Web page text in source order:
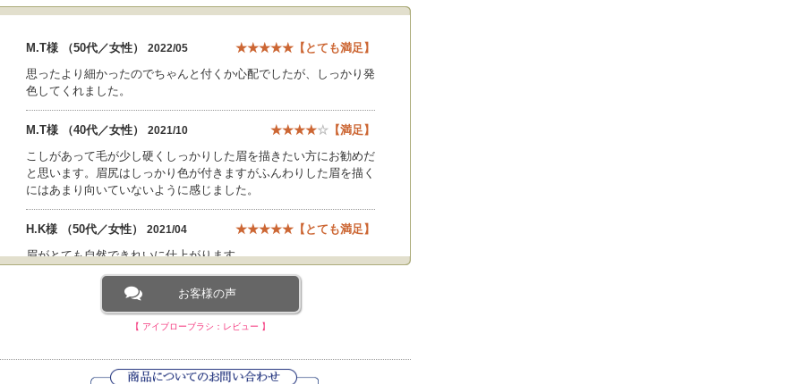
M.T様 （50代／女性） 2022/05
★★★★★【とても満足】
思ったより細かったのでちゃんと付くか心配でしたが、しっかり発
色してくれました。
M.T様 （40代／女性） 2021/10 ★★★★☆ 【満足】
こしがあって毛が少し硬くしっかりした眉を描きたい方にお勧めだ
と思います。眉尻はしっかり色が付きますがふんわりした眉を描く
にはあまり向いていないように感じました。
H.K様 （50代／女性） 2021/04
★★★★★【とても満足】
眉がとても自然できれいに仕上がります。
S.R様 （60代／女性） 2015/09
★★★★★【とても満足】
眉ペンで書いた後、このブラシを使って濃さを調整したり、左右の
お客様の声
【 アイブローブラシ：レビュー 】